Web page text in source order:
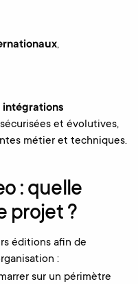
,
intégrations
et évolutives,
métier et techniques.
: quelle
projet ?
éditions afin de
:
sur un périmètre